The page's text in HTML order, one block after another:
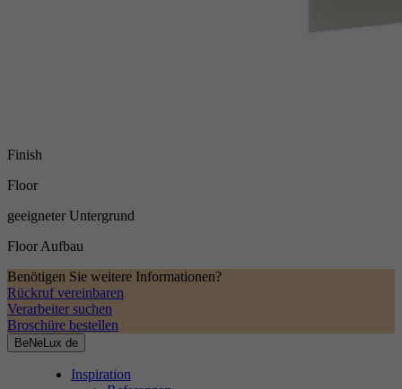
Finish
Floor
geeigneter Untergrund
Floor Aufbau
Benötigen Sie weitere Informationen?
Rückruf vereinbaren
Verarbeiter suchen
Broschüre bestellen
BeNeLux de
Inspiration